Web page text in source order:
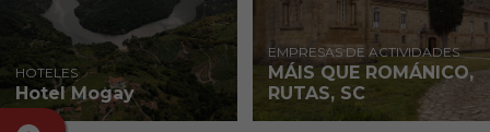
HOTELES
Hotel Mogay
EMPRESAS DE ACTIVIDADES
MÁIS QUE ROMÁNICO,
RUTAS, SC